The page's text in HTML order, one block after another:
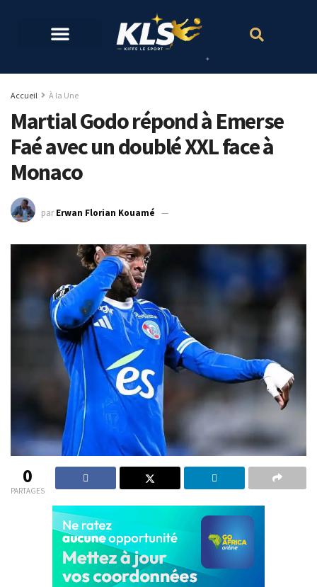
Accueil À la Une
Martial Godo répond à Emerse
Faé avec un doublé XXL face à
Monaco
par Erwan Florian Kouamé
0
PARTAGES